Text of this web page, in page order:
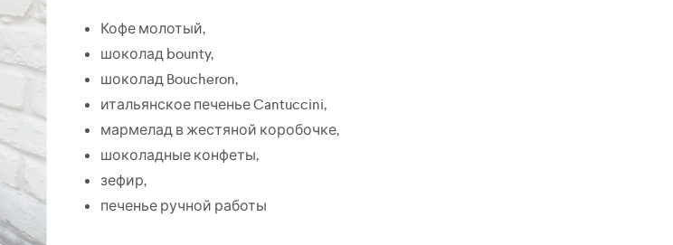
Кофе молотый,
шоколад bounty,
шоколад Boucheron,
итальянское печенье Cantuccini,
мармелад в жестяной коробочке,
шоколадные конфеты,
зефир,
печенье ручной работы